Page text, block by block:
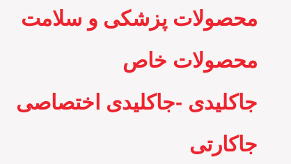
محصولات پزشکی و سلامت
محصولات خاص
جاکلیدی -جاکلیدی اختصاصی
جاکارتی